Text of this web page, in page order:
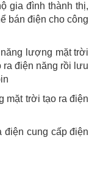
gia đình thành thị,
bán điện cho công
lượng mặt trời
điện năng rồi lưu
mặt trời tạo ra điện
cung cấp điện